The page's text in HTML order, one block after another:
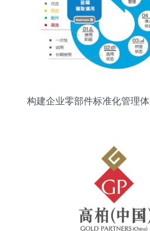
构建企业零部件标准化管理